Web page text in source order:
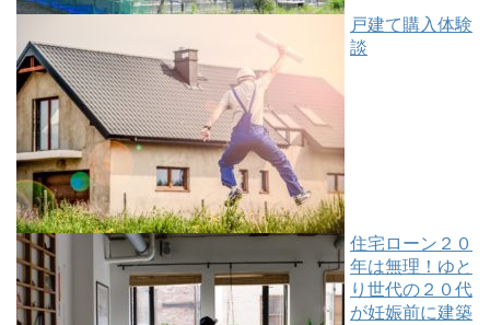
戸建て購入体験
談
住宅ローン２０
年は無理！ゆと
り世代の２０代
が妊娠前に建築